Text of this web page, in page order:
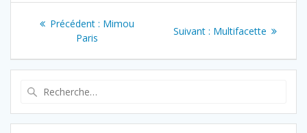
Navigation
l’article
Précédent : Article
Mimou
Paris
Suivant : Article
:
Multifacette
: